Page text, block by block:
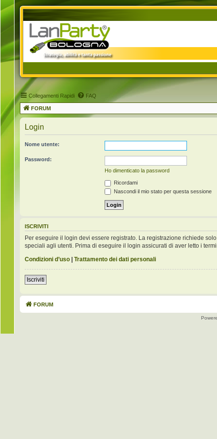
Collegamenti Rapidi FAQ
FORUM
Login
Nome utente:
Password:
Ho dimenticato la password
Ricordami
Nascondi il mio stato per questa sessione
ISCRIVITI
Per eseguire il login devi essere registrato. La registrazione richiede
speciali agli utenti. Prima di eseguire il login assicurati di aver letto i
Condizioni d’uso | Trattamento dei dati personali
Iscriviti
FORUM